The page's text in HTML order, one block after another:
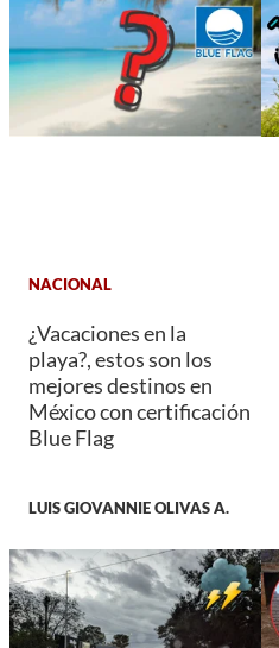
NACIONAL
¿Vacaciones en la
playa?, estos son los
mejores destinos en
México con certificación
Blue Flag
LUIS GIOVANNIE OLIVAS A.